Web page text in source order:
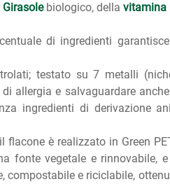
Girasolebiologico, dellavitamina
di ingredienti
testato su 7 metalli
allergia e salvaguardare
ingredienti di derivazione
è realizzato in Green
fonte vegetale e rinnovabile,
compostabile e riciclabile,